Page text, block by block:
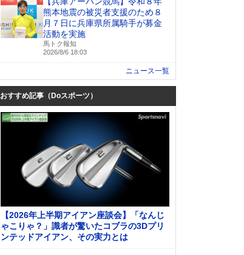
熊本地震の被災者支援のため８
月７日に兵庫県所属騎手が募金
活動を実施
馬トク報知
2026/8/6 18:03
ニュース一覧
おすすめ記事（Doスポーツ）
【2026年上半期アイアン座談会】「なんじ
ゃこりゃ？」識者が驚いたコブラの3Dプリ
ンテッドアイアン、その実力とは